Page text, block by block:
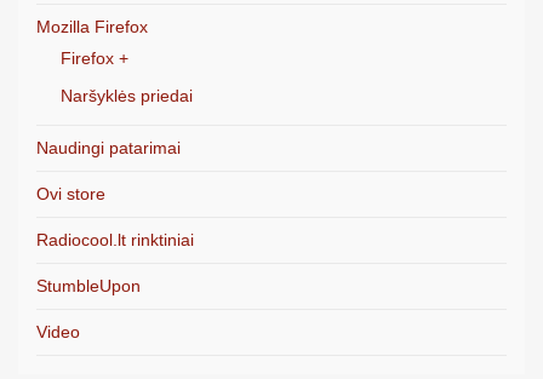
Mozilla Firefox
Firefox +
Naršyklės priedai
Naudingi patarimai
Ovi store
Radiocool.lt rinktiniai
StumbleUpon
Video